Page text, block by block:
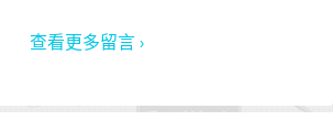
查看更多留言 ›